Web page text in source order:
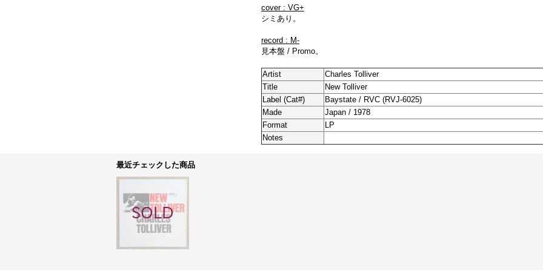
cover : VG+
シミあり。
record : M-
見本盤 / Promo。
Artist
Charles Tolliver
Title
New Tolliver
Label (Cat#)
Baystate / RVC (RVJ-6025)
Made
Japan / 1978
Format
LP
Notes
最近チェックした商品